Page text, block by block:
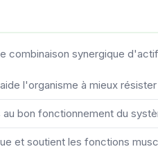
combinaison synergique
l'organisme à mieux
au bon fonctionnement du
et soutient les fonctions